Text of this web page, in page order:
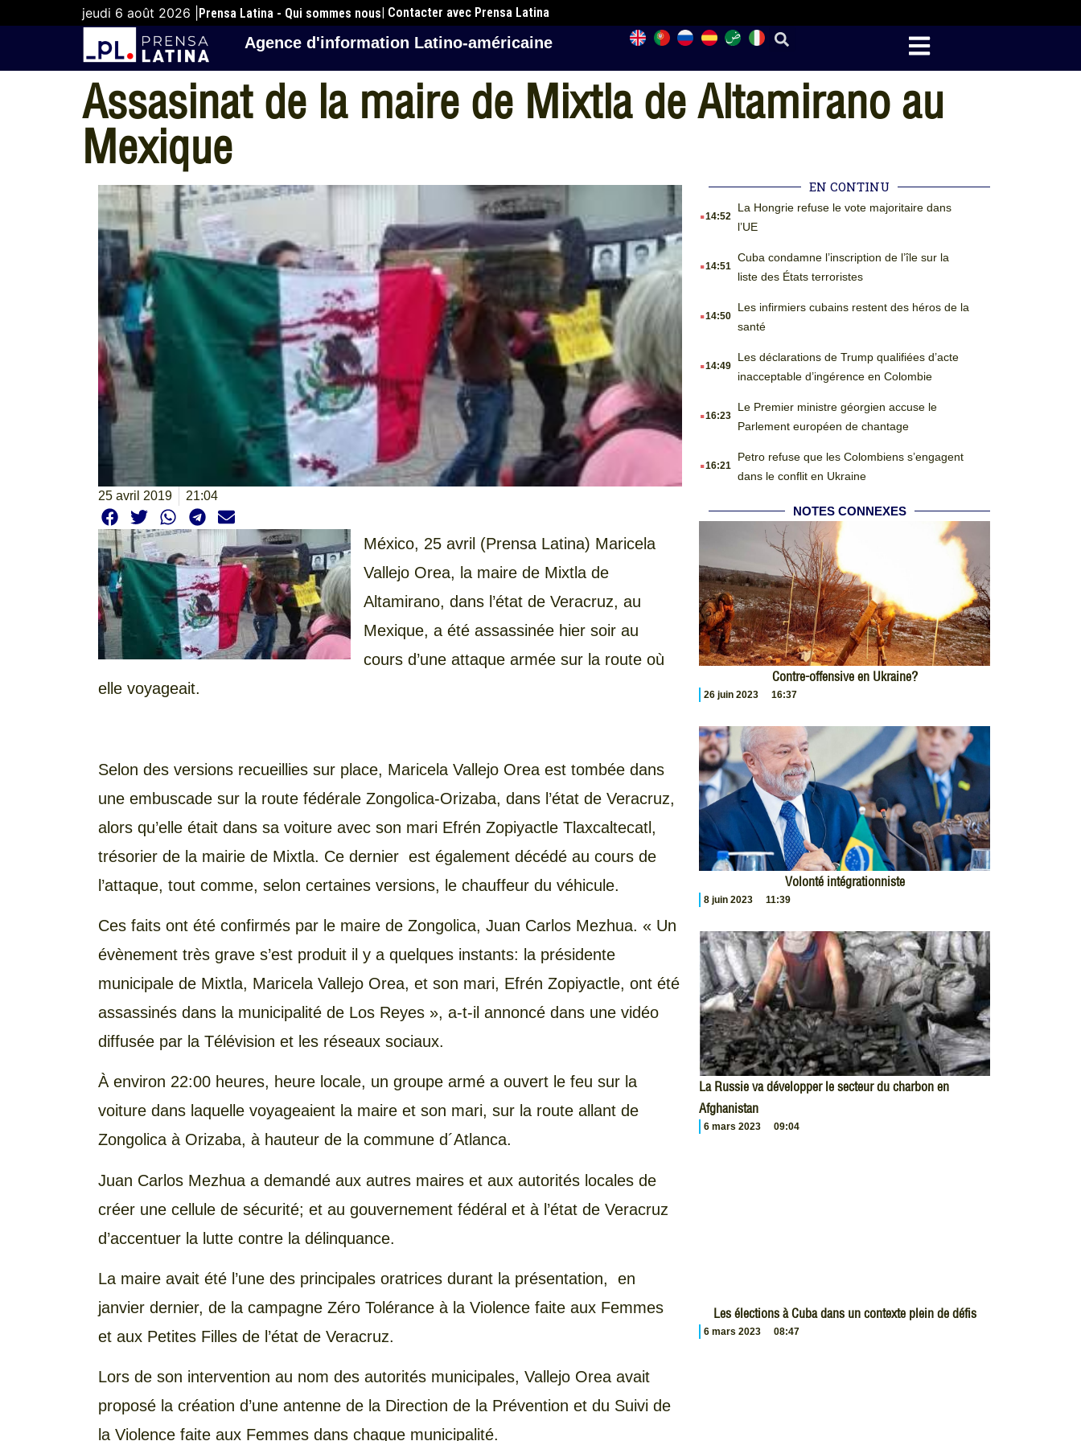
jeudi 6 août 2026 | Prensa Latina - Qui sommes nous| Contacter avec Prensa Latina
Agence d'information Latino-américaine
Assasinat de la maire de Mixtla de Altamirano au
Mexique
25 avril 2019 21:04
México, 25 avril (Prensa Latina) Maricela
Vallejo Orea, la maire de Mixtla de
Altamirano, dans l’état de Veracruz, au
Mexique, a été assassinée hier soir au
cours d’une attaque armée sur la route où
elle voyageait.
Selon des versions recueillies sur place, Maricela Vallejo Orea est tombée dans
une embuscade sur la route fédérale Zongolica-Orizaba, dans l’état de Veracruz,
alors qu’elle était dans sa voiture avec son mari Efrén Zopiyactle Tlaxcaltecatl,
trésorier de la mairie de Mixtla. Ce dernier est également décédé au cours de
l’attaque, tout comme, selon certaines versions, le chauffeur du véhicule.
Ces faits ont été confirmés par le maire de Zongolica, Juan Carlos Mezhua. « Un
évènement très grave s’est produit il y a quelques instants: la présidente
municipale de Mixtla, Maricela Vallejo Orea, et son mari, Efrén Zopiyactle, ont été
assassinés dans la municipalité de Los Reyes », a-t-il annoncé dans une vidéo
diffusée par la Télévision et les réseaux sociaux.
À environ 22:00 heures, heure locale, un groupe armé a ouvert le feu sur la
voiture dans laquelle voyageaient la maire et son mari, sur la route allant de
Zongolica à Orizaba, à hauteur de la commune d´Atlanca.
Juan Carlos Mezhua a demandé aux autres maires et aux autorités locales de
créer une cellule de sécurité; et au gouvernement fédéral et à l’état de Veracruz
d’accentuer la lutte contre la délinquance.
La maire avait été l’une des principales oratrices durant la présentation, en
janvier dernier, de la campagne Zéro Tolérance à la Violence faite aux Femmes
et aux Petites Filles de l’état de Veracruz.
Lors de son intervention au nom des autorités municipales, Vallejo Orea avait
proposé la création d’une antenne de la Direction de la Prévention et du Suivi de
la Violence faite aux Femmes dans chaque municipalité.
EN CONTINU
.14:52
La Hongrie refuse le vote majoritaire dans
l’UE
.14:51
Cuba condamne l’inscription de l’île sur la
liste des États terroristes
.14:50
Les infirmiers cubains restent des héros de la
santé
.14:49
Les déclarations de Trump qualifiées d’acte
inacceptable d’ingérence en Colombie
.16:23
Le Premier ministre géorgien accuse le
Parlement européen de chantage
.16:21
Petro refuse que les Colombiens s’engagent
dans le conflit en Ukraine
NOTES CONNEXES
Contre-offensive en Ukraine?
26 juin 2023 16:37
Volonté intégrationniste
8 juin 2023 11:39
La Russie va développer le secteur du charbon en
Afghanistan
6 mars 2023 09:04
Les élections à Cuba dans un contexte plein de défis
6 mars 2023 08:47